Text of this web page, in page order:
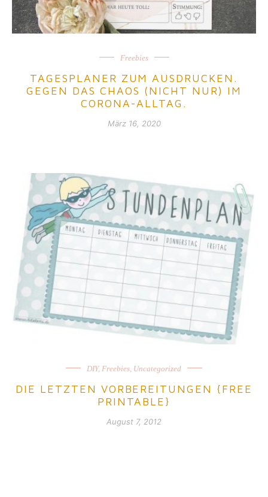
Freebies
TAGESPLANER ZUM AUSDRUCKEN.
GEGEN DAS CHAOS (NICHT NUR) IM
CORONA-ALLTAG.
März 16, 2020
DIY, Freebies, Uncategorized
DIE LETZTEN VORBEREITUNGEN {FREE
PRINTABLE}
August 7, 2012